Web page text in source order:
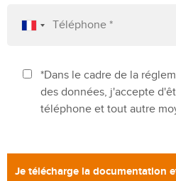
*Dans le cadre de la
des données, j'accepte
téléphone et tout autre